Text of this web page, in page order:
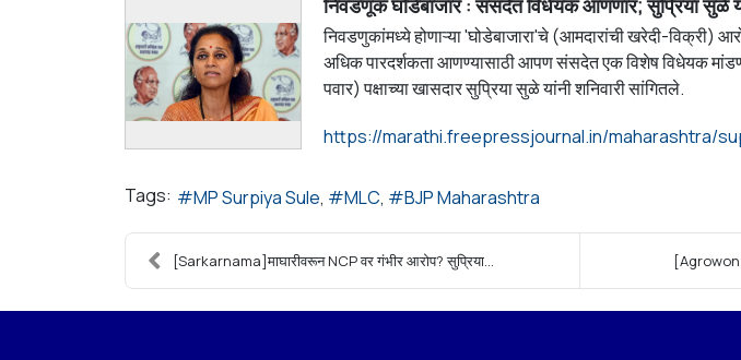
निवडणूक घोडेबाजार : संसदेत विधेयक आणणार; सुप्रिया सुळे
निवडणुकांमध्ये होणाऱ्या 'घोडेबाजारा'चे (आमदारांची खरेदी-विक्री)
अधिक पारदर्शकता आणण्यासाठी आपण संसदेत एक विशेष विधेयक
पवार) पक्षाच्या खासदार सुप्रिया सुळे यांनी शनिवारी सांगितले.
Tags: MP Surpiya Sule MLC BJP Maharashtra
[Sarkarnama]माघारीवरून NCP वर गंभीर आरोप? सुप्रिया...